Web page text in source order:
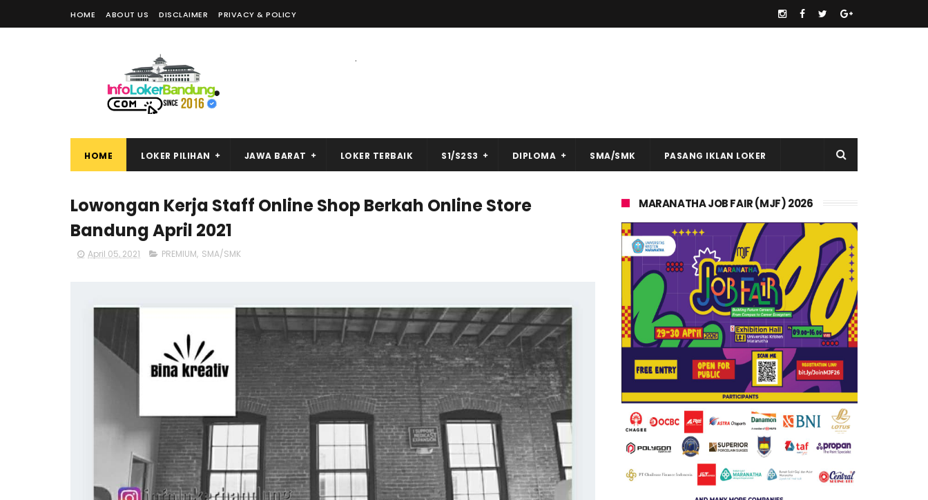
HOME ABOUT US DISCLAIMER PRIVACY & POLICY
.
HOME LOKER PILIHAN JAWA BARAT LOKER TERBAIK S1/S2S3 DIPLOMA SMA/SMK PASANG IKLAN LOKER
Lowongan Kerja Staff Online Shop Berkah Online Store
Bandung April 2021
April 05, 2021 PREMIUM, SMA/SMK
MARANATHA JOB FAIR (MJF) 2026